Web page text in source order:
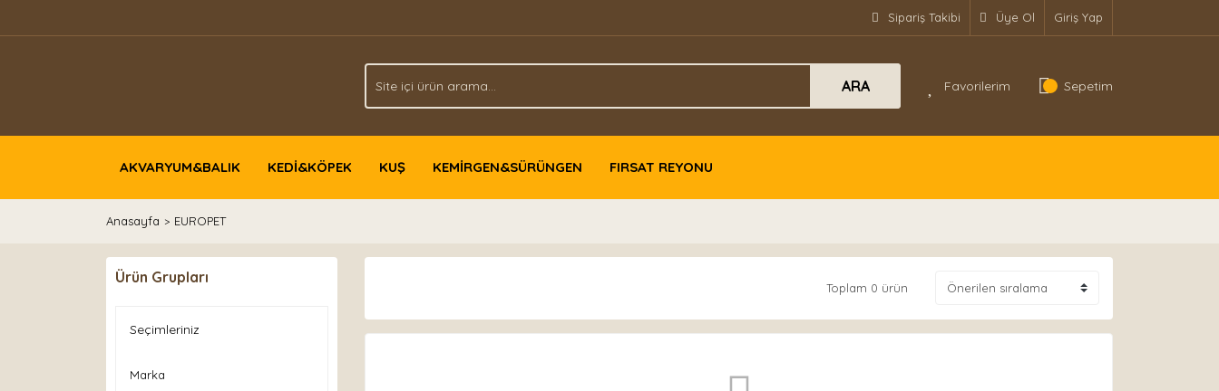
Sipariş Takibi Üye Ol Giriş Yap
ARA Favorilerim Sepetim
AKVARYUM&BALIK KEDİ&KÖPEK KUŞ KEMİRGEN&SÜRÜNGEN FIRSAT REYONU
Anasayfa EUROPET
Ürün Grupları
Seçimleriniz
Marka
Toplam 0 ürün